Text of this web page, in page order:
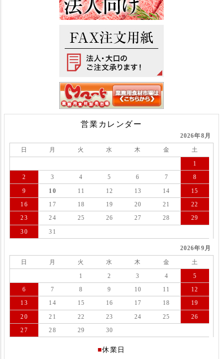
営業カレンダー
2026年8月
日 月 火 水 木 金
土
1
2
3 4 5 6 7
8
9
10 11 12 13 14
15
16
17 18 19 20 21
22
23
24 25 26 27 28
29
30
31
2026年9月
日 月 火 水 木 金
土
1
2 3 4
5
6
7 8 9 10 11
12
13
14 15 16 17 18
19
20
21 22 23 24 25
26
27
28 29 30
■休業日